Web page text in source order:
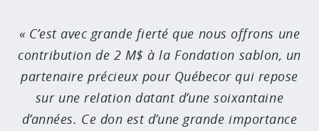
C’est avec grande fierté que nous offrons une
contribution de 2 M$ à la Fondation sablon, un
partenaire précieux pour Québecor qui repose
sur une relation datant d’une soixantaine
d’années. Ce don est d’une grande importance